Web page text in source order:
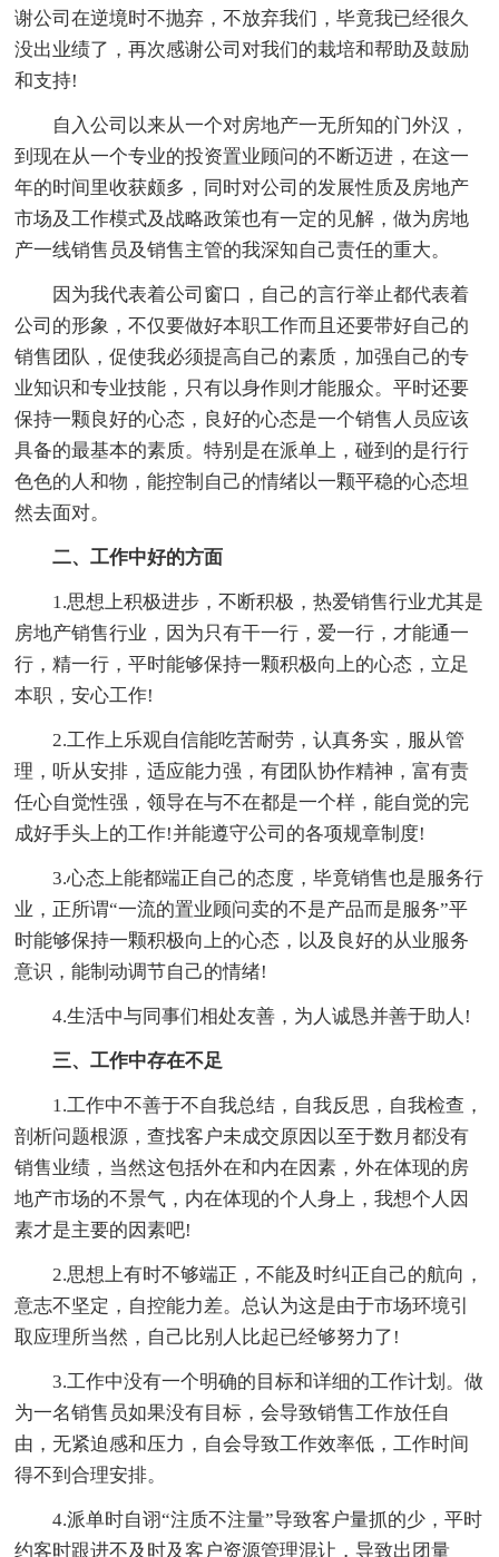
谢公司在逆境时不抛弃，不放弃我们，毕竟我已经很久
没出业绩了，再次感谢公司对我们的栽培和帮助及鼓励
和支持!
自入公司以来从一个对房地产一无所知的门外汉，
到现在从一个专业的投资置业顾问的不断迈进，在这一
年的时间里收获颇多，同时对公司的发展性质及房地产
市场及工作模式及战略政策也有一定的见解，做为房地
产一线销售员及销售主管的我深知自己责任的重大。
因为我代表着公司窗口，自己的言行举止都代表着
公司的形象，不仅要做好本职工作而且还要带好自己的
销售团队，促使我必须提高自己的素质，加强自己的专
业知识和专业技能，只有以身作则才能服众。平时还要
保持一颗良好的心态，良好的心态是一个销售人员应该
具备的最基本的素质。特别是在派单上，碰到的是行行
色色的人和物，能控制自己的情绪以一颗平稳的心态坦
然去面对。
二、工作中好的方面
1.思想上积极进步，不断积极，热爱销售行业尤其是
房地产销售行业，因为只有干一行，爱一行，才能通一
行，精一行，平时能够保持一颗积极向上的心态，立足
本职，安心工作!
2.工作上乐观自信能吃苦耐劳，认真务实，服从管
理，听从安排，适应能力强，有团队协作精神，富有责
任心自觉性强，领导在与不在都是一个样，能自觉的完
成好手头上的工作!并能遵守公司的各项规章制度!
3.心态上能都端正自己的态度，毕竟销售也是服务行
业，正所谓“一流的置业顾问卖的不是产品而是服务”平
时能够保持一颗积极向上的心态，以及良好的从业服务
意识，能制动调节自己的情绪!
4.生活中与同事们相处友善，为人诚恳并善于助人!
三、工作中存在不足
1.工作中不善于不自我总结，自我反思，自我检查，
剖析问题根源，查找客户未成交原因以至于数月都没有
销售业绩，当然这包括外在和内在因素，外在体现的房
地产市场的不景气，内在体现的个人身上，我想个人因
素才是主要的因素吧!
2.思想上有时不够端正，不能及时纠正自己的航向，
意志不坚定，自控能力差。总认为这是由于市场环境引
取应理所当然，自己比别人比起已经够努力了!
3.工作中没有一个明确的目标和详细的工作计划。做
为一名销售员如果没有目标，会导致销售工作放任自
由，无紧迫感和压力，自会导致工作效率低，工作时间
得不到合理安排。
4.派单时自诩“注质不注量”导致客户量抓的少，平时
约客时跟进不及时及客户资源管理混让，导致出团量